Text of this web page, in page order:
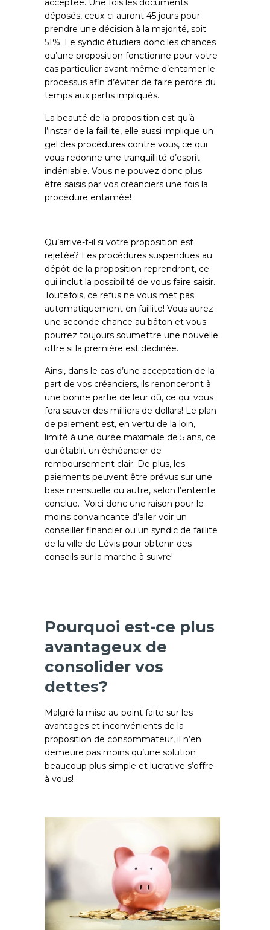
acceptée. Une fois les documents
déposés, ceux-ci auront 45 jours pour
prendre une décision à la majorité, soit
51%. Le syndic étudiera donc les chances
qu’une proposition fonctionne pour votre
cas particulier avant même d’entamer le
processus afin d’éviter de faire perdre du
temps aux partis impliqués.
La beauté de la proposition est qu’à
l’instar de la faillite, elle aussi implique un
gel des procédures contre vous, ce qui
vous redonne une tranquillité d’esprit
indéniable. Vous ne pouvez donc plus
être saisis par vos créanciers une fois la
procédure entamée!
Qu’arrive-t-il si votre proposition est
rejetée? Les procédures suspendues au
dépôt de la proposition reprendront, ce
qui inclut la possibilité de vous faire saisir.
Toutefois, ce refus ne vous met pas
automatiquement en faillite! Vous aurez
une seconde chance au bâton et vous
pourrez toujours soumettre une nouvelle
offre si la première est déclinée.
Ainsi, dans le cas d’une acceptation de la
part de vos créanciers, ils renonceront à
une bonne partie de leur dû, ce qui vous
fera sauver des milliers de dollars! Le plan
de paiement est, en vertu de la loin,
limité à une durée maximale de 5 ans, ce
qui établit un échéancier de
remboursement clair. De plus, les
paiements peuvent être prévus sur une
base mensuelle ou autre, selon l’entente
conclue. Voici donc une raison pour le
moins convaincante d’aller voir un
conseiller financier ou un syndic de faillite
de la ville de Lévis pour obtenir des
conseils sur la marche à suivre!
Pourquoi est-ce plus
avantageux de
consolider vos
dettes?
Malgré la mise au point faite sur les
avantages et inconvénients de la
proposition de consommateur, il n’en
demeure pas moins qu’une solution
beaucoup plus simple et lucrative s’offre
à vous!